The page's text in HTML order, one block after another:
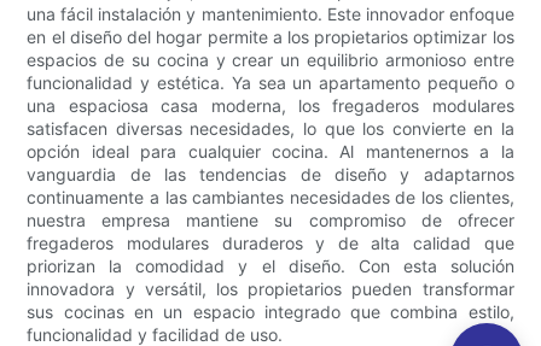
una fácil instalación y mantenimiento. Este innovador enfoque
en el diseño del hogar permite a los propietarios optimizar los
espacios de su cocina y crear un equilibrio armonioso entre
funcionalidad y estética. Ya sea un apartamento pequeño o
una espaciosa casa moderna, los fregaderos modulares
satisfacen diversas necesidades, lo que los convierte en la
opción ideal para cualquier cocina. Al mantenernos a la
vanguardia de las tendencias de diseño y adaptarnos
continuamente a las cambiantes necesidades de los clientes,
nuestra empresa mantiene su compromiso de ofrecer
fregaderos modulares duraderos y de alta calidad que
priorizan la comodidad y el diseño. Con esta solución
innovadora y versátil, los propietarios pueden transformar
sus cocinas en un espacio integrado que combina estilo,
funcionalidad y facilidad de uso.